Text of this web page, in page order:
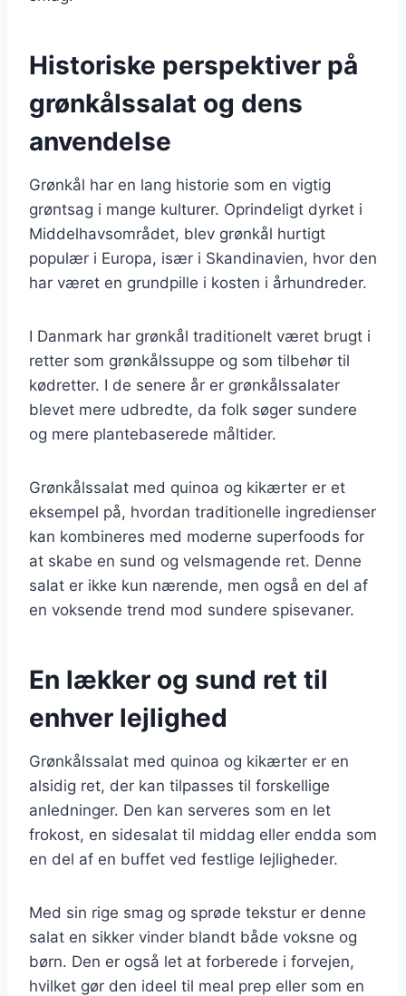
Historiske perspektiver på
grønkålssalat og dens
anvendelse
Grønkål har en lang historie som en vigtig
grøntsag i mange kulturer. Oprindeligt dyrket i
Middelhavsområdet, blev grønkål hurtigt
populær i Europa, især i Skandinavien, hvor den
har været en grundpille i kosten i århundreder.
I Danmark har grønkål traditionelt været brugt i
retter som grønkålssuppe og som tilbehør til
kødretter. I de senere år er grønkålssalater
blevet mere udbredte, da folk søger sundere
og mere plantebaserede måltider.
Grønkålssalat med quinoa og kikærter er et
eksempel på, hvordan traditionelle ingredienser
kan kombineres med moderne superfoods for
at skabe en sund og velsmagende ret. Denne
salat er ikke kun nærende, men også en del af
en voksende trend mod sundere spisevaner.
En lækker og sund ret til
enhver lejlighed
Grønkålssalat med quinoa og kikærter er en
alsidig ret, der kan tilpasses til forskellige
anledninger. Den kan serveres som en let
frokost, en sidesalat til middag eller endda som
en del af en buffet ved festlige lejligheder.
Med sin rige smag og sprøde tekstur er denne
salat en sikker vinder blandt både voksne og
børn. Den er også let at forberede i forvejen,
hvilket gør den ideel til meal prep eller som en